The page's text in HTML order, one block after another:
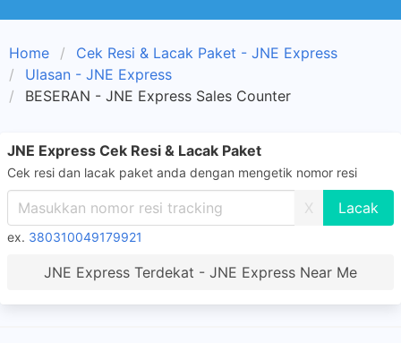
Home
Cek Resi & Lacak Paket - JNE Express
Ulasan - JNE Express
BESERAN - JNE Express Sales Counter
JNE Express Cek Resi & Lacak Paket
Cek resi dan lacak paket anda dengan mengetik nomor resi
X
ex. 380310049179921
JNE Express Terdekat - JNE Express Near Me